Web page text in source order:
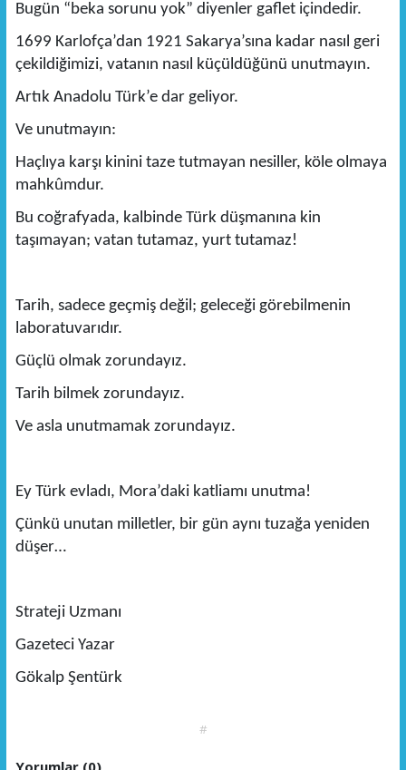
Bugün “beka sorunu yok” diyenler gaflet içindedir.
1699 Karlofça’dan 1921 Sakarya’sına kadar nasıl geri
çekildiğimizi, vatanın nasıl küçüldüğünü unutmayın.
Artık Anadolu Türk’e dar geliyor.
Ve unutmayın:
Haçlıya karşı kinini taze tutmayan nesiller, köle olmaya
mahkûmdur.
Bu coğrafyada, kalbinde Türk düşmanına kin
taşımayan; vatan tutamaz, yurt tutamaz!
Tarih, sadece geçmiş değil; geleceği görebilmenin
laboratuvarıdır.
Güçlü olmak zorundayız.
Tarih bilmek zorundayız.
Ve asla unutmamak zorundayız.
Ey Türk evladı, Mora’daki katliamı unutma!
Çünkü unutan milletler, bir gün aynı tuzağa yeniden
düşer…
Strateji Uzmanı
Gazeteci Yazar
Gökalp Şentürk
#